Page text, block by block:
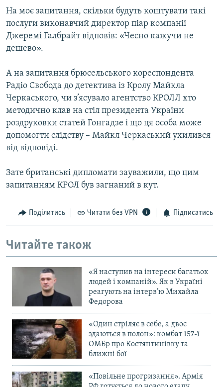
На моє запитання, скільки будуть коштувати такі
послуги виконавчий директор піар компанії
Джеремі Галбрайт відповів: «Чесно кажучи не
дешево».
А на запитання брюсельського кореспондента
Радіо Свобода до детектива із Кролу Майкла
Черкаського, чи з’ясувало агентство КРОЛЛ хто
методично клав на стіл президента України
роздруковки статей Гонгадзе і що ця особа може
допомогти слідству – Майкл Черкаський ухилився
від відповіді.
Зате британські дипломати зауважили, що цим
запитанням КРОЛ був загнаний в кут.
Поділитись Читати без VPN Підписатись
Читайте також
«Я наступив на інтереси багатьох
людей і компаній». Як в Україні
реагують на інтерв’ю Михайла
Федорова
«Один стріляє в себе, а двоє
здаються в полон»: комбат 157-ї
ОМБр про Костянтинівку та
ближні бої
«Повільне прогризання». Армія